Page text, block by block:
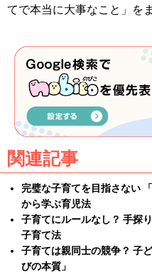
てで本当に大事なこと」を
関連記事
完璧な子育てを目指さない
から学ぶ育児法
子育てにルールなし？ 手探
子育て法
子育ては親同士の競争？ 子
びの本質」